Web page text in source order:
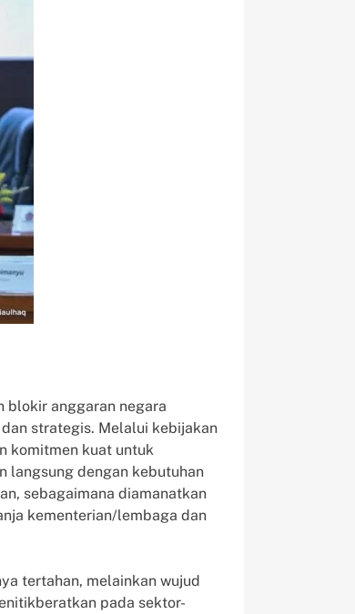
blokir anggaran negara
strategis. Melalui kebijakan
komitmen kuat untuk
langsung dengan kebutuhan
sebagaimana diamanatkan
kementerian/lembaga dan
tertahan, melainkan wujud
pada sektor-